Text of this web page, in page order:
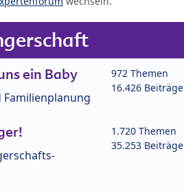
ein Baby
972 Themen
16.426 Beiträge
1.720 Themen
35.253 Beiträge